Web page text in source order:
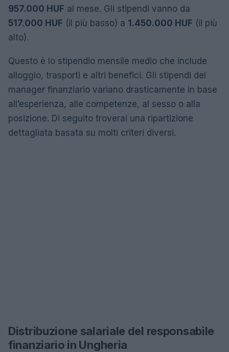
957.000 HUF al mese. Gli stipendi vanno da
517.000 HUF (il più basso) a 1.450.000 HUF (il più
alto).
Questo è lo stipendio mensile medio che include
alloggio, trasporti e altri benefici. Gli stipendi del
manager finanziario variano drasticamente in base
all’esperienza, alle competenze, al sesso o alla
posizione. Di seguito troverai una ripartizione
dettagliata basata su molti criteri diversi.
Distribuzione salariale del responsabile
finanziario in Ungheria